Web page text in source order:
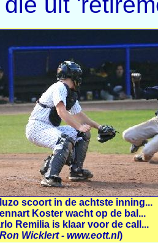
scoort in de achtste inning...
Koster wacht op de bal...
Remilia is klaar voor de call...
Wicklert - www.eott.nl)